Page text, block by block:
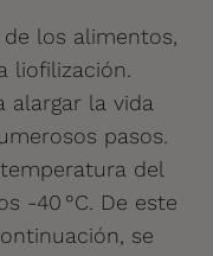
los alimentos,
liofilización.
alargar la vida
pasos.
del
-40 °C. De este
se